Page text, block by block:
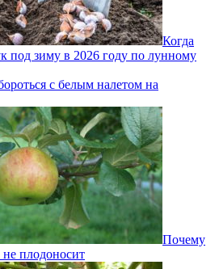
Когда
под зиму в 2026 году по лунному
с белым налетом на
Почему
не плодоносит